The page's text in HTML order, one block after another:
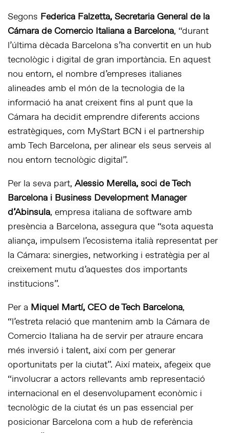
Segons Federica Falzetta, Secretaria General de la
Cámara de Comercio Italiana a Barcelona, “durant
l’última dècada Barcelona s’ha convertit en un hub
tecnològic i digital de gran importància. En aquest
nou entorn, el nombre d’empreses italianes
alineades amb el món de la tecnologia de la
informació ha anat creixent fins al punt que la
Cámara ha decidit emprendre diferents accions
estratègiques, com MyStart BCN i el partnership
amb Tech Barcelona, per alinear els seus serveis al
nou entorn tecnològic digital”.
Per la seva part, Alessio Merella, soci de Tech
Barcelona i Business Development Manager
d’Abinsula, empresa italiana de software amb
presència a Barcelona, assegura que “sota aquesta
aliança, impulsem l’ecosistema italià representat per
la Cámara: sinergies, networking i estratègia per al
creixement mutu d’aquestes dos importants
institucions”.
Per a Miquel Martí, CEO de Tech Barcelona,
“l’estreta relació que mantenim amb la Cámara de
Comercio Italiana ha de servir per atraure encara
més inversió i talent, així com per generar
oportunitats per la ciutat”. Així mateix, afegeix que
“involucrar a actors rellevants amb representació
internacional en el desenvolupament econòmic i
tecnològic de la ciutat és un pas essencial per
posicionar Barcelona com a hub de referència